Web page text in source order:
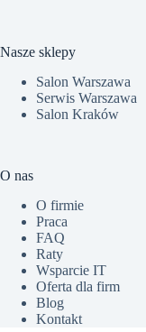
Nasze sklepy
Salon Warszawa
Serwis Warszawa
Salon Kraków
O nas
O firmie
Praca
FAQ
Raty
Wsparcie IT
Oferta dla firm
Blog
Kontakt